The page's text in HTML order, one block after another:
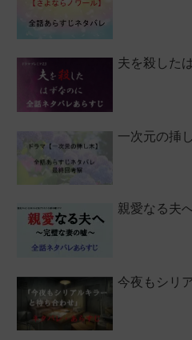
夫を殺した
一次元の挿
親愛なる夫
今夜もシリ